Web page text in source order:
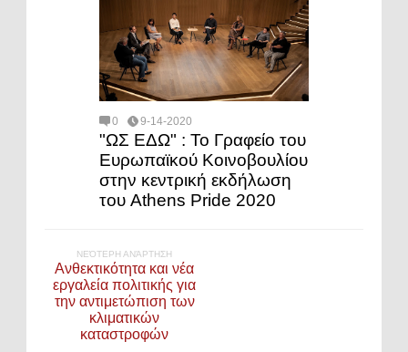
0 9-14-2020
"ΩΣ ΕΔΩ" : Το Γραφείο του
Ευρωπαϊκού Κοινοβουλίου
στην κεντρική εκδήλωση
του Athens Pride 2020
ΝΕΌΤΕΡΗ ΑΝΆΡΤΗΣΗ
Ανθεκτικότητα και νέα
εργαλεία πολιτικής για
την αντιμετώπιση των
κλιματικών
καταστροφών